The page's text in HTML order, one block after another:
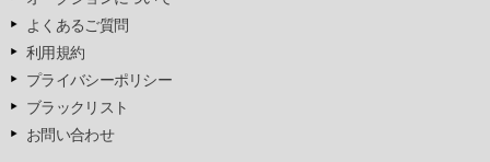
よくあるご質問
利用規約
プライバシーポリシー
ブラックリスト
お問い合わせ